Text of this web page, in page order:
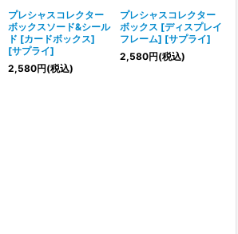
絞り込む
プレシャスコレクター
ボックスソード&シール
ド [カードボックス]
[サプライ]
2,580円(税込)
プレシャスコレクター
ボックス [ディスプレイ
フレーム] [サプライ]
2,580円(税込)